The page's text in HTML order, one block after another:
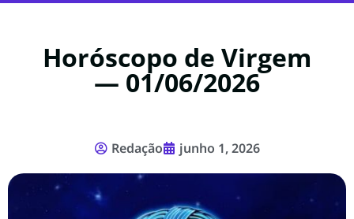
Horóscopo de Virgem
— 01/06/2026
Redação junho 1, 2026